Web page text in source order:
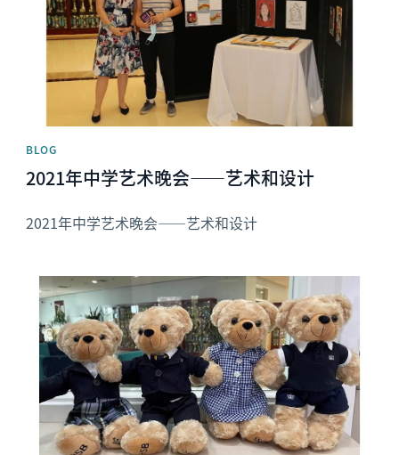
BLOG
2021年中学艺术晚会——艺术和设计
2021年中学艺术晚会——艺术和设计
News image